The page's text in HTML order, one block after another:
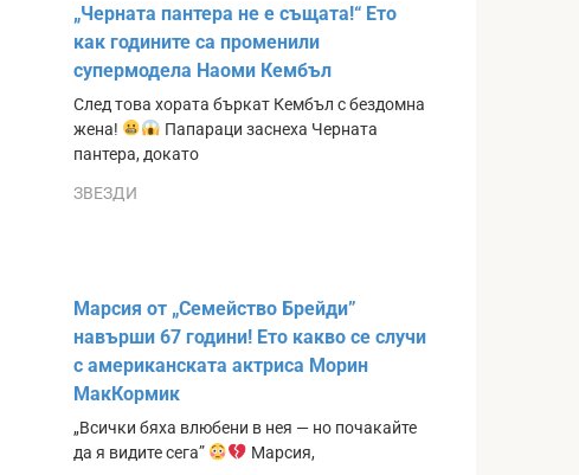
„Черната пантера не е същата!“ Ето
как годините са променили
супермодела Наоми Кембъл
След това хората бъркат Кембъл с бездомна
жена!
Папараци заснеха Черната
пантера, докато
ЗВЕЗДИ
Марсия от „Семейство Брейди”
навърши 67 години! Ето какво се случи
с американската актриса Морин
МакКормик
„Всички бяха влюбени в нея — но почакайте
да я видите сега”
Марсия,